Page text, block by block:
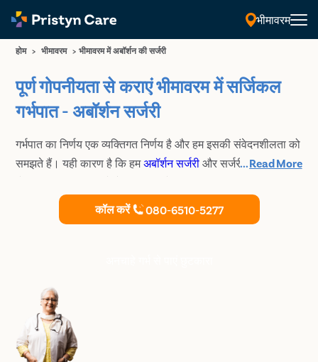
भीमावरम
होम > भीमावरम > भीमावरम में अबॉर्शन की सर्जरी
पूर्ण गोपनीयता से कराएं भीमावरम में सर्जिकल
गर्भपात - अबॉर्शन सर्जरी
गर्भपात का निर्णय एक व्यक्तिगत निर्णय है और हम इसकी संवेदनशीलता को
समझते हैं। यही कारण है कि हमअबॉर्शन सर्जरी और सर्जरी के बाद पूर्ण
सर्जिकल तकनीकों का उपयोग करती है जिसके कारण यह प्रक्रिया
सुरक्षित और प्रभावी प्रक्रिया बन जाती है। भीमावरम में Pristyn Care
...Read More
कॉल करें 080-6510-5277